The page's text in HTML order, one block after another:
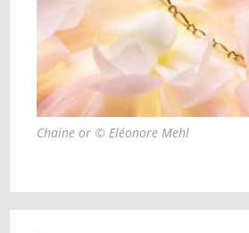
Chaine or © Eléonore Mehl